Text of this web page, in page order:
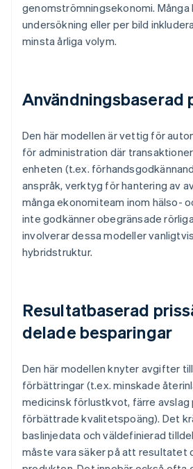
genomströmningsekonomi.
undersökning eller per bild
minsta årliga volym.
Användningsbaserad
Den här modellen är vettig för
för administration där
enheten (t.ex.
anspråk, verktyg för hantering av
många ekonomiteam inom hälso-
inte godkänner obegränsade
involverar dessa modeller
hybridstruktur.
Resultatbaserad
delade besparingar
Den här modellen knyter avgifter
förbättringar (t.ex. minskade
medicinsk förlustkvot, färre avslag
förbättrade kvalitetspoäng). Det
baslinjedata och väldefinierad
måste vara säker på att resultatet